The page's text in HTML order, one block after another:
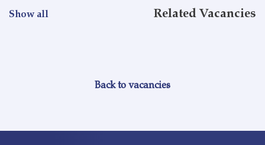
Related Vacancies
Show all
Back to vacancies